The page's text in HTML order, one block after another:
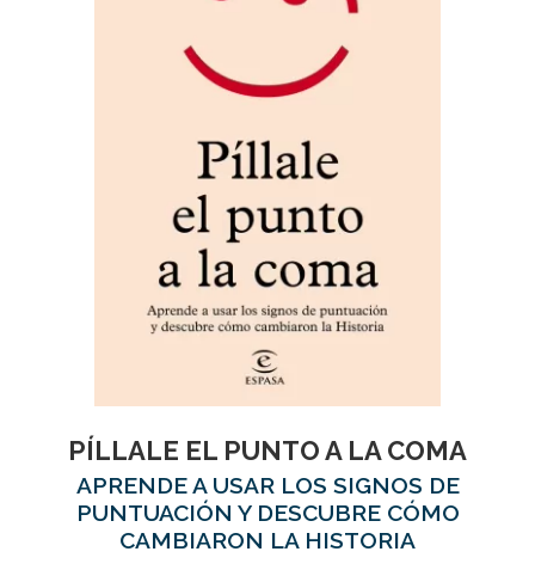
PÍLLALE EL PUNTO A LA COMA
APRENDE A USAR LOS SIGNOS DE
PUNTUACIÓN Y DESCUBRE CÓMO
CAMBIARON LA HISTORIA